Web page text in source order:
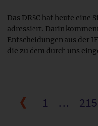
Das DRSC hat heute eine
adressiert. Darin
Entscheidungen aus der
die zu dem durch uns
1 … 215